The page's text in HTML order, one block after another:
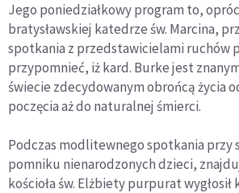
Jego poniedziałkowy program to,
bratysławskiej katedrze św. Marcina,
spotkania z przedstawicielami ruchów
przypomnieć, iż kard. Burke jest
świecie zdecydowanym obrońcą życia
poczęcia aż do naturalnej śmierci.
Podczas modlitewnego spotkania przy
pomniku nienarodzonych dzieci,
kościoła św. Elżbiety purpurat